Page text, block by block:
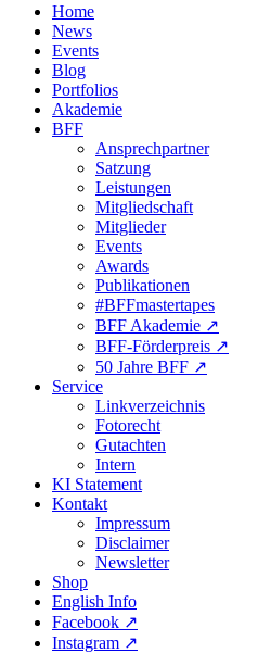
Home
News
Events
Blog
Portfolios
Akademie
BFF
Ansprechpartner
Satzung
Leistungen
Mitgliedschaft
Mitglieder
Events
Awards
Publikationen
#BFFmastertapes
BFF Akademie ↗︎
BFF-Förderpreis ↗︎
50 Jahre BFF ↗︎
Service
Linkverzeichnis
Fotorecht
Gutachten
Intern
KI Statement
Kontakt
Impressum
Disclaimer
Newsletter
Shop
English Info
Facebook ↗︎
Instagram ↗︎